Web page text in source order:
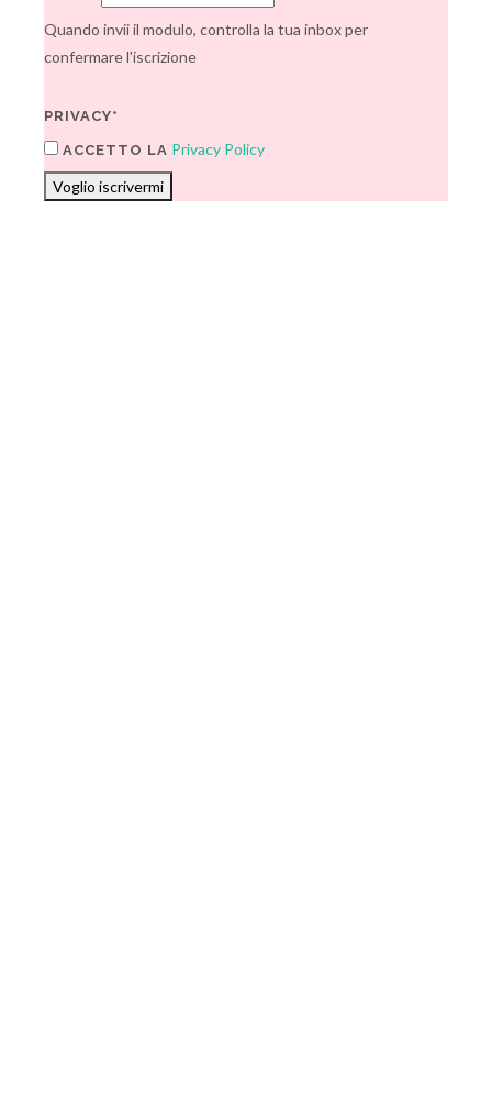
Quando invii il modulo, controlla la tua inbox per
confermare l'iscrizione
PRIVACY*
ACCETTO LA Privacy Policy
Voglio iscrivermi